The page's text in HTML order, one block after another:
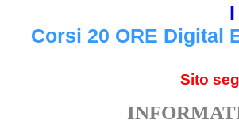
Corsi 20 ORE Digital
Sito